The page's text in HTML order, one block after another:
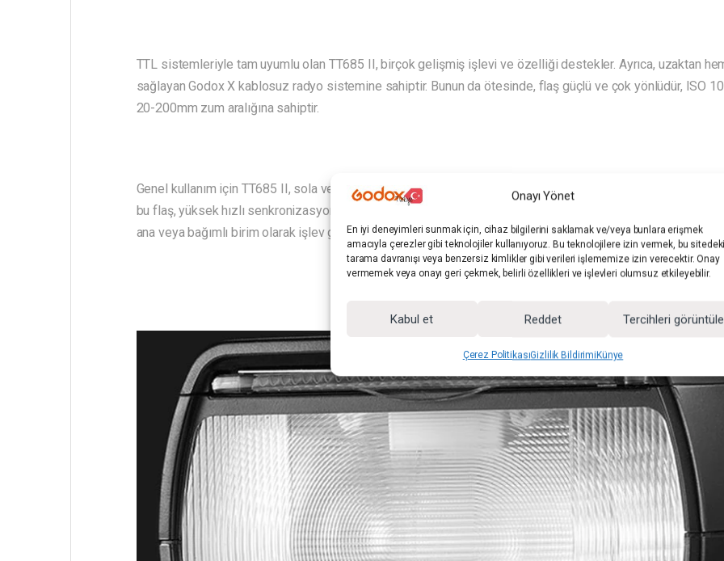
Onayı Yönet
En iyi deneyimleri sunmak için, cihaz bilgilerini saklamak ve/veya bunlara erişmek
amacıyla çerezler gibi teknolojiler kullanıyoruz. Bu teknolojilere izin vermek, bu
tarama davranışı veya benzersiz kimlikler gibi verileri işlememize izin verecektir. Onay
vermemek veya onayı geri çekmek, belirli özellikleri ve işlevleri olumsuz etkileyebilir.
Kabul et Reddet Tercihleri görüntüle
Çerez PolitikasıGizlilik BildirimiKünye
TTL sistemleriyle tam uyumlu olan TT685 II, birçok gelişmiş işlevi ve özelliği destekler. Ayrıca, uzaktan
sağlayan Godox X kablosuz radyo sistemine sahiptir. Bunun da ötesinde, flaş güçlü ve çok yönlüdür, ISO
20-200mm zum aralığına sahiptir.
Genel kullanım için TT685 II, sola ve sağa eğme ve döndürme dahil olmak üzere tam sekmeli flaş
bu flaş, yüksek hızlı senkronizasyon, flaş poz telafisi, 1. ve 2. perde senkronizasyonu ve çok daha
ana veya bağımlı birim olarak işlev görebilir.